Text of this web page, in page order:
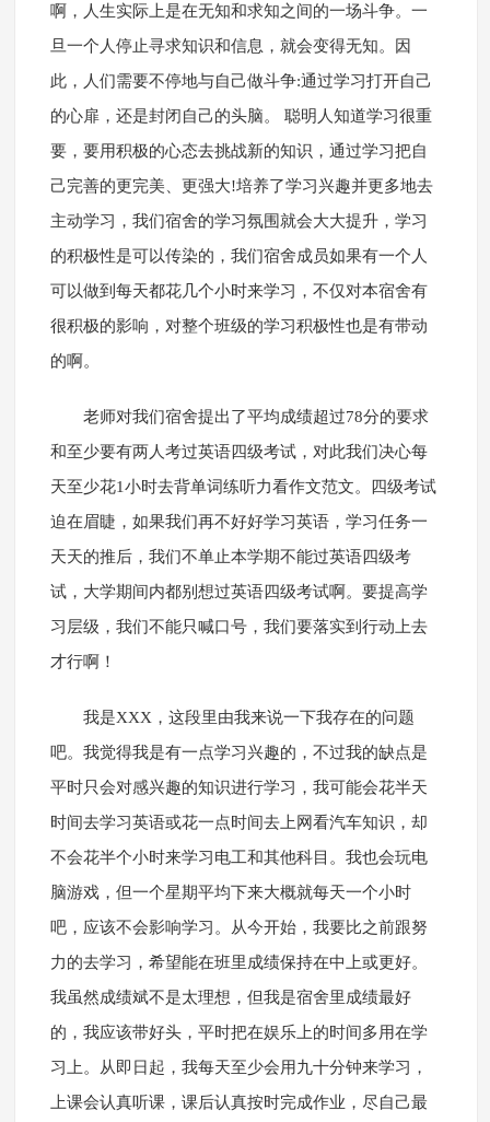
啊，人生实际上是在无知和求知之间的一场斗争。一
旦一个人停止寻求知识和信息，就会变得无知。因
此，人们需要不停地与自己做斗争:通过学习打开自己
的心扉，还是封闭自己的头脑。 聪明人知道学习很重
要，要用积极的心态去挑战新的知识，通过学习把自
己完善的更完美、更强大!培养了学习兴趣并更多地去
主动学习，我们宿舍的学习氛围就会大大提升，学习
的积极性是可以传染的，我们宿舍成员如果有一个人
可以做到每天都花几个小时来学习，不仅对本宿舍有
很积极的影响，对整个班级的学习积极性也是有带动
的啊。
老师对我们宿舍提出了平均成绩超过78分的要求
和至少要有两人考过英语四级考试，对此我们决心每
天至少花1小时去背单词练听力看作文范文。四级考试
迫在眉睫，如果我们再不好好学习英语，学习任务一
天天的推后，我们不单止本学期不能过英语四级考
试，大学期间内都别想过英语四级考试啊。要提高学
习层级，我们不能只喊口号，我们要落实到行动上去
才行啊！
我是XXX，这段里由我来说一下我存在的问题
吧。我觉得我是有一点学习兴趣的，不过我的缺点是
平时只会对感兴趣的知识进行学习，我可能会花半天
时间去学习英语或花一点时间去上网看汽车知识，却
不会花半个小时来学习电工和其他科目。我也会玩电
脑游戏，但一个星期平均下来大概就每天一个小时
吧，应该不会影响学习。从今开始，我要比之前跟努
力的去学习，希望能在班里成绩保持在中上或更好。
我虽然成绩斌不是太理想，但我是宿舍里成绩最好
的，我应该带好头，平时把在娱乐上的时间多用在学
习上。从即日起，我每天至少会用九十分钟来学习，
上课会认真听课，课后认真按时完成作业，尽自己最